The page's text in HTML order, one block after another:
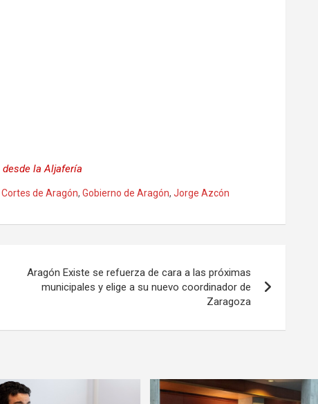
desde la Aljafería
Cortes de Aragón, Gobierno de Aragón, Jorge Azcón
Aragón Existe se refuerza de cara a las próximas
municipales y elige a su nuevo coordinador de
Zaragoza